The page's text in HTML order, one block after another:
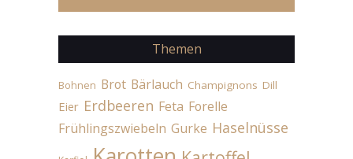
Themen
Bohnen Brot Bärlauch Champignons Dill
Eier Erdbeeren Feta Forelle
Frühlingszwiebeln Gurke Haselnüsse